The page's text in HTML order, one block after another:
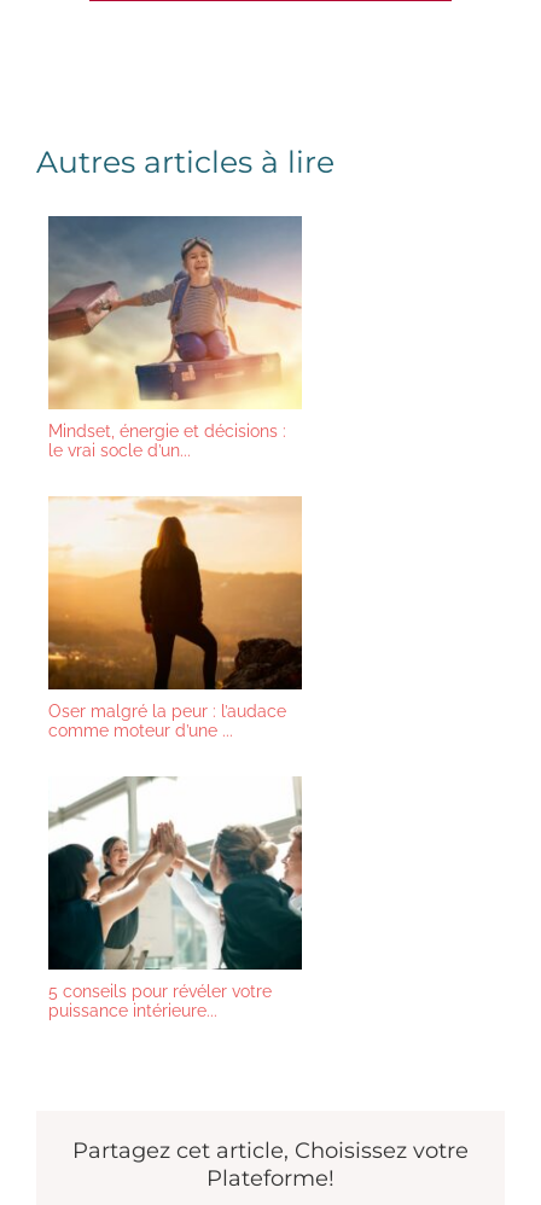
Autres articles à lire
Mindset, énergie et décisions :
le vrai socle d’un...
Oser malgré la peur : l’audace
comme moteur d’une ...
5 conseils pour révéler votre
puissance intérieure...
Partagez cet article, Choisissez votre
Plateforme!